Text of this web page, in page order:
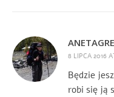
8 LIPCA 2016
Będzie
robi się ją